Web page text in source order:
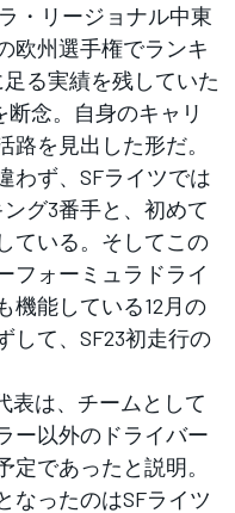
・リージョナル中東
欧州選手権でランキ
る実績を残していた
断念。自身のキャリ
を見出した形だ。
わず、SFライツでは
グ3番手と、初めて
ている。そしてこの
フォーミュラドライ
機能している12月の
して、SF23初走行の
表は、チームとして
ー以外のドライバー
であったと説明。
なったのはSFライツ